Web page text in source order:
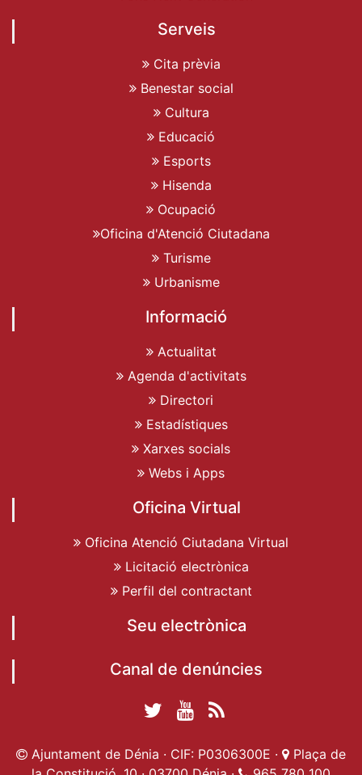
Serveis
Cita prèvia
Benestar social
Cultura
Educació
Esports
Hisenda
Ocupació
Oficina d'Atenció Ciutadana
Turisme
Urbanisme
Informació
Actualitat
Agenda d'activitats
Directori
Estadístiques
Xarxes socials
Webs i Apps
Oficina Virtual
Oficina Atenció Ciutadana Virtual
Licitació electrònica
Perfil del contractant
Seu electrònica
Canal de denúncies
de Dénia
Twitter Ajuntament
de Dénia
Ajuntament de
Actualitat
Ajuntament de Dénia · CIF: P0306300E ·
Plaça de